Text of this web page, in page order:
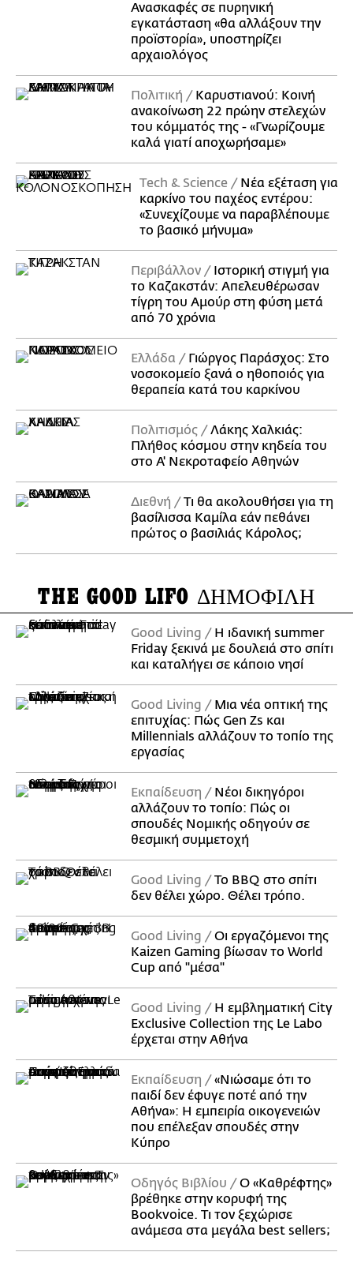
Ανασκαφές σε πυρηνική
εγκατάσταση «θα αλλάξουν την
προϊστορία», υποστηρίζει
αρχαιολόγος
Πολιτική
Καρυστιανού: Κοινή
ανακοίνωση 22 πρώην στελεχών
του κόμματός της - «Γνωρίζουμε
καλά γιατί αποχωρήσαμε»
Τech & Science
Νέα εξέταση για
καρκίνο του παχέος εντέρου:
«Συνεχίζουμε να παραβλέπουμε
το βασικό μήνυμα»
Περιβάλλον
Ιστορική στιγμή για
το Καζακστάν: Απελευθέρωσαν
τίγρη του Αμούρ στη φύση μετά
από 70 χρόνια
Ελλάδα
Γιώργος Παράσχος: Στο
νοσοκομείο ξανά ο ηθοποιός για
θεραπεία κατά του καρκίνου
Πολιτισμός
Λάκης Χαλκιάς:
Πλήθος κόσμου στην κηδεία του
στο Α' Νεκροταφείο Αθηνών
Διεθνή
Τι θα ακολουθήσει για τη
βασίλισσα Καμίλα εάν πεθάνει
πρώτος ο βασιλιάς Κάρολος;
THE GOOD LIFO ΔΗΜΟΦΙΛΗ
Good Living
Η ιδανική summer
Friday ξεκινά με δουλειά στο σπίτι
και καταλήγει σε κάποιο νησί
Good Living
Μια νέα οπτική της
επιτυχίας: Πώς Gen Zs και
Millennials αλλάζουν το τοπίο της
εργασίας
Εκπαίδευση
Νέοι δικηγόροι
αλλάζουν το τοπίο: Πώς οι
σπουδές Νομικής οδηγούν σε
θεσμική συμμετοχή
Good Living
Το BBQ στο σπίτι
δεν θέλει χώρο. Θέλει τρόπο.
Good Living
Οι εργαζόμενοι της
Kaizen Gaming βίωσαν το World
Cup από "μέσα"
Good Living
Η εμβληματική City
Exclusive Collection της Le Labo
έρχεται στην Αθήνα
Εκπαίδευση
«Νιώσαμε ότι το
παιδί δεν έφυγε ποτέ από την
Αθήνα»: Η εμπειρία οικογενειών
που επέλεξαν σπουδές στην
Κύπρο
Οδηγός Βιβλίου
Ο «Καθρέφτης»
βρέθηκε στην κορυφή της
Bookvoice. Τι τον ξεχώρισε
ανάμεσα στα μεγάλα best sellers;